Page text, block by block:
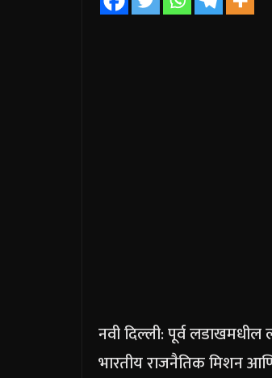
नवी दिल्ली: पूर्व लडाखमधील
भारतीय राजनैतिक मिशन आणि